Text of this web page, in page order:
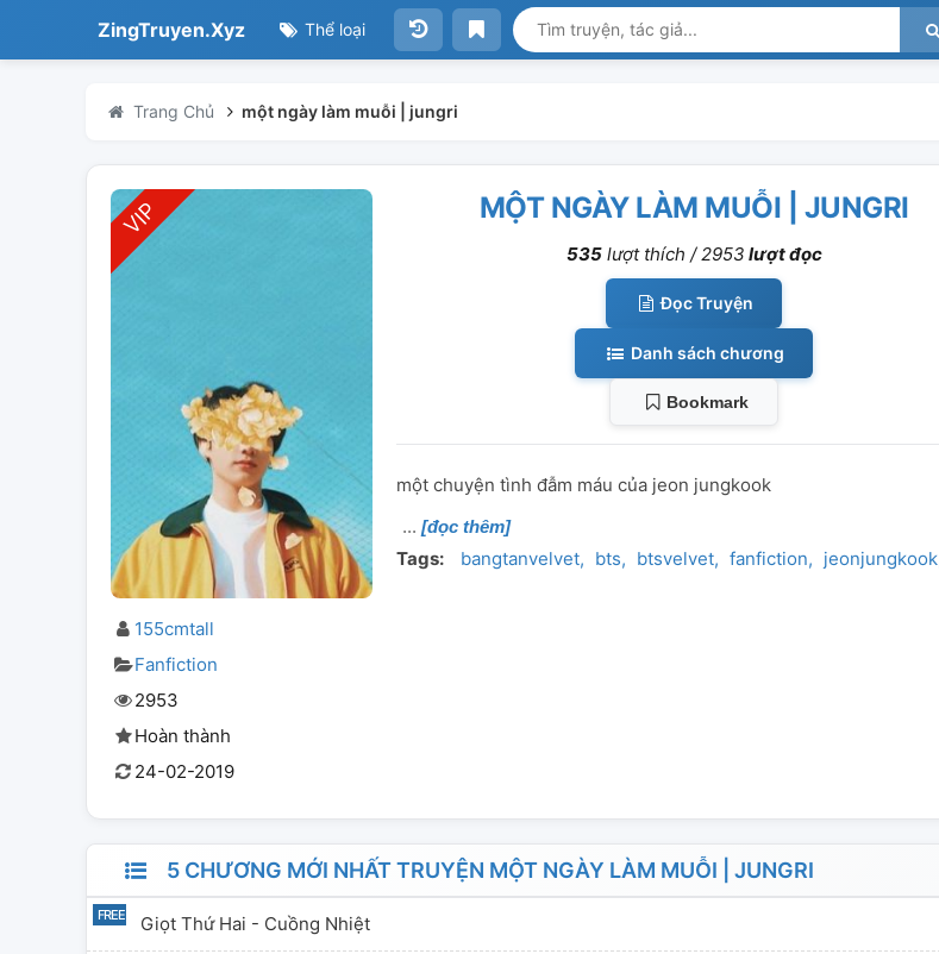
ZingTruyen.Xyz Thể loại
Trang Chủ một ngày làm muỗi | jungri
155cmtall
Fanfiction
2953
Hoàn thành
24-02-2019
MỘT NGÀY LÀM MUỖI | JUNGRI
535lượt thích /2953 lượt đọc
Đọc Truyện
Danh sách chương
Bookmark
một chuyện tình đẫm máu của jeon jungkook
[đọc thêm]
Tags: bangtanvelvet bts btsvelvet fanfiction jeonjungkook
5 CHƯƠNG MỚI NHẤT TRUYỆN MỘT NGÀY LÀM MUỖI | JUNGRI
Giọt Thứ Hai - Cuồng Nhiệt